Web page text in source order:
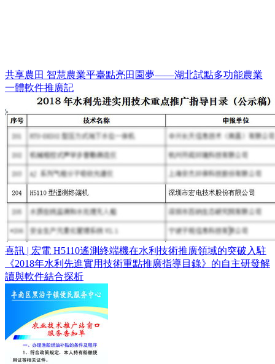
共享農田 智慧農業平臺點亮田園夢——湖北試點多功能農業
一體軟件推廣記
喜訊 | 宏電 H5110遙測終端機在水利技術推廣領域的突破入駐
《2018年水利先進實用技術重點推廣指導目錄》的自主研發解
讀與軟件結合探析